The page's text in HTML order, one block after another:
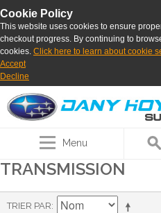
Cookie Policy
This website uses cookies to ensure
checkout progress. By continuing to
cookies. Click here to learn about cookie
Accept
Decline
Menu
TRANSMISSION
TRIER PAR